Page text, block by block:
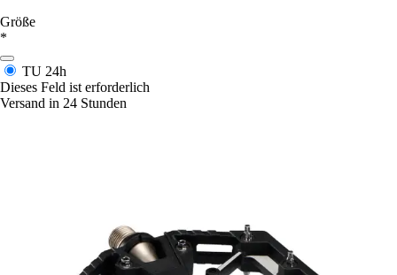
Größe
*
TU 24h
Dieses Feld ist erforderlich
Versand in 24 Stunden